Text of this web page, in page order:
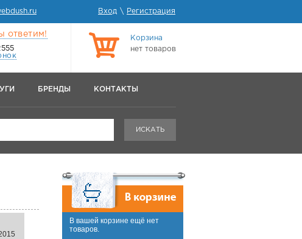
Вход \ Регистрация
ответим!
Корзина
нет товаров
БРЕНДЫ КОНТАКТЫ
ИСКАТЬ
В вашей корзине ещё нет
товаров.